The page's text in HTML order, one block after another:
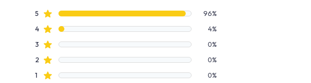
Data recenzí
5Hodnocení hvězdami
96%
4Hodnocení hvězdami
4%
3 Hodnocení hvězdami
0%
2Hodnocení hvězdami
0%
1 Hodnocení hvězdami 0%